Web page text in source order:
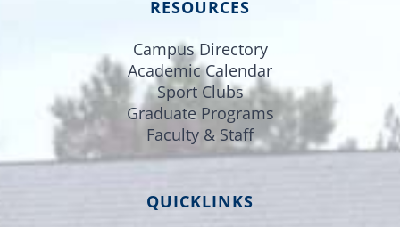
RESOURCES
Campus Directory
Academic Calendar
Sport Clubs
Graduate Programs
Faculty & Staff
QUICKLINKS